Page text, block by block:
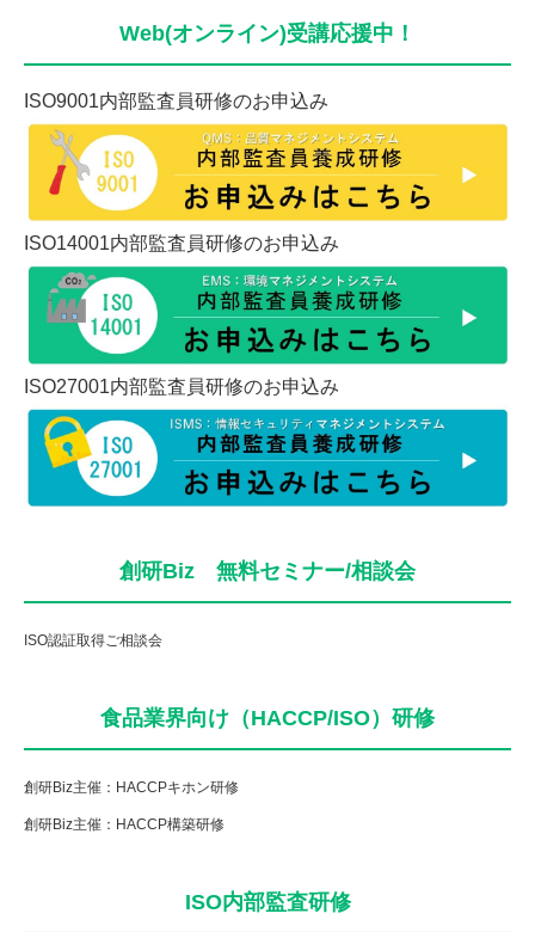
Web(オンライン)受講応援中！
ISO9001内部監査員研修のお申込み
ISO14001内部監査員研修のお申込み
ISO27001内部監査員研修のお申込み
創研Biz 無料セミナー/相談会
ISO認証取得ご相談会
食品業界向け（HACCP/ISO）研修
創研Biz主催：HACCPキホン研修
創研Biz主催：HACCP構築研修
ISO内部監査研修